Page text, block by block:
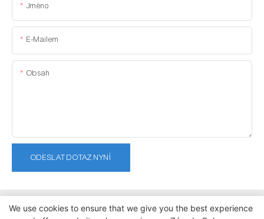
Jméno
E-Mailem
Obsah
ODESLAT DOTAZ NYNÍ
We use cookies to ensure that we give you the best experience